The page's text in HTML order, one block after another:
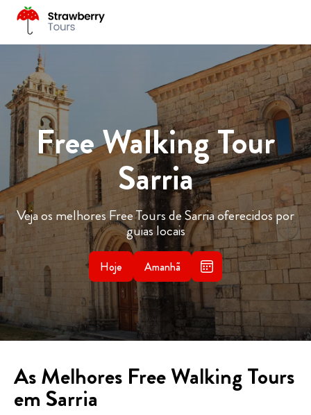
Free Walking Tour
Sarria
Veja os melhores Free Tours de Sarria oferecidos por
guias locais
Hoje Amanhã
As Melhores Free Walking Tours
em Sarria